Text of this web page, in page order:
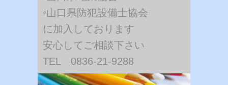
◦山口県防犯設備士協会
に加入しております
安心してご相談下さい
TEL 0836-21-9288